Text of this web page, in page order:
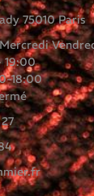
75010 Paris
19:00
18:00